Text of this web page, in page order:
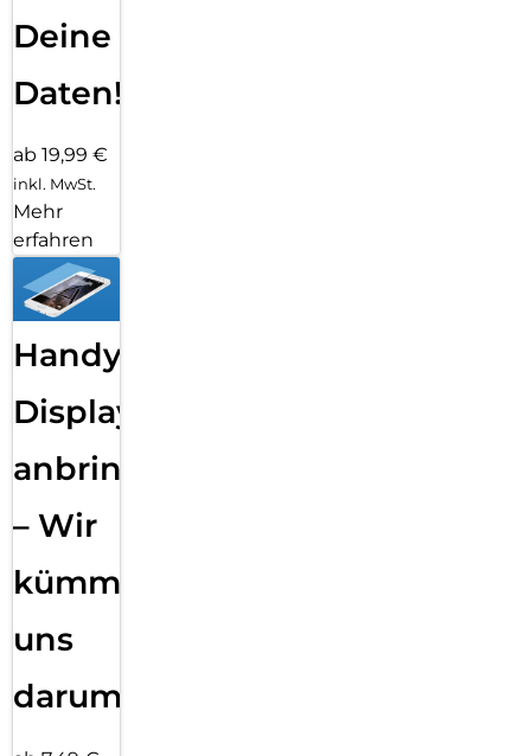
Deine
Daten!
ab 19,99 €
inkl. MwSt.
Mehr
erfahren
Handy
Displayfolie
anbringen
– Wir
kümmern
uns
darum!